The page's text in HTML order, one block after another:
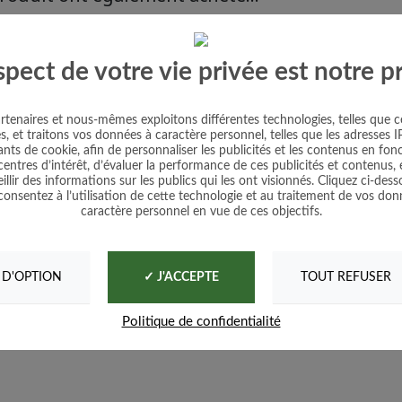
Collection Fleurs (4
sachets +1 gratuit)
Collet Rose
de votre vie privée est notre
et nous-mêmes exploitons différentes technologies, telles que
et traitons vos données à caractère personnel, telles que les adresses
de cookie, afin de personnaliser les publicités et les contenus en
d’intérêt, d’évaluer la performance de ces publicités et contenus,
des informations sur les publics qui les ont visionnés. Cliquez ci-
à l’utilisation de cette technologie et au traitement de vos
caractère personnel en vue de ces objectifs.
D'OPTION ✓ J'ACCEPTE TOUT REFUSER
Politique de confidentialité